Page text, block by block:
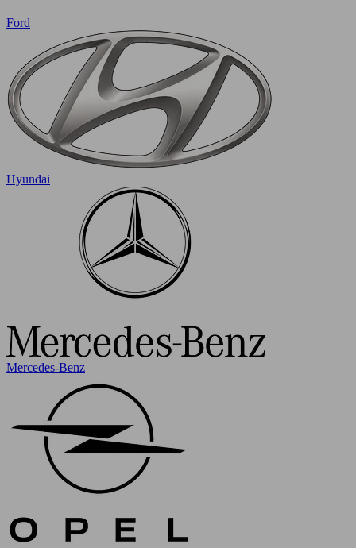
Ford
Hyundai
Mercedes-Benz